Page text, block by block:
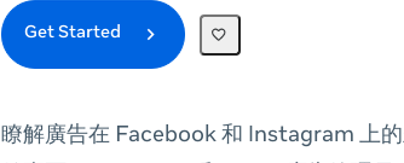
Get Started
瞭解廣告在 Facebook 和 Instagram 上